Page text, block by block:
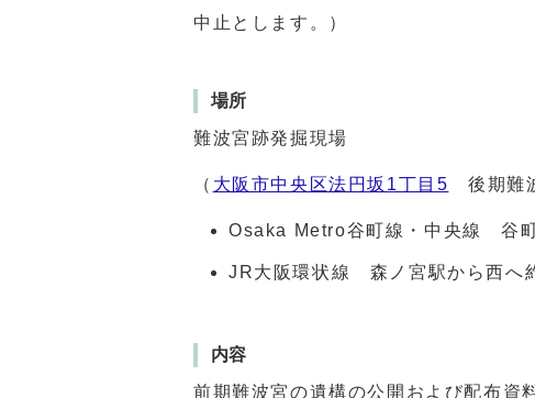
中止とします。）
場所
難波宮跡発掘現場
（ 大阪市中央区法円坂1丁目5 後期難
Osaka Metro谷町線・中央線 谷
JR大阪環状線 森ノ宮駅から西へ
内容
前期難波宮の遺構の公開および配布資